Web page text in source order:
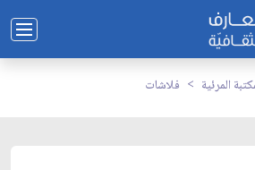
المرئية فلاشات